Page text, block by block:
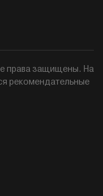
права защищены. На
рекомендательные